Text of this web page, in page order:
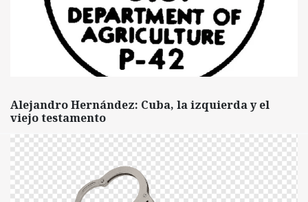
Alejandro Hernández: Cuba, la izquierda y el
viejo testamento